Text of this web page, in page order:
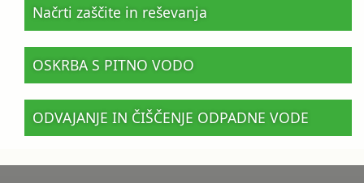
Načrti zaščite in reševanja
OSKRBA S PITNO VODO
ODVAJANJE IN ČIŠČENJE ODPADNE VODE